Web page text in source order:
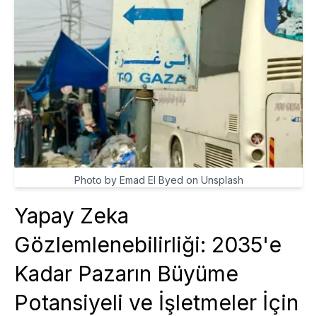
Photo by Emad El Byed on Unsplash
Yapay Zeka
Gözlemlenebilirliği: 2035'e
Kadar Pazarın Büyüme
Potansiyeli ve İşletmeler İçin